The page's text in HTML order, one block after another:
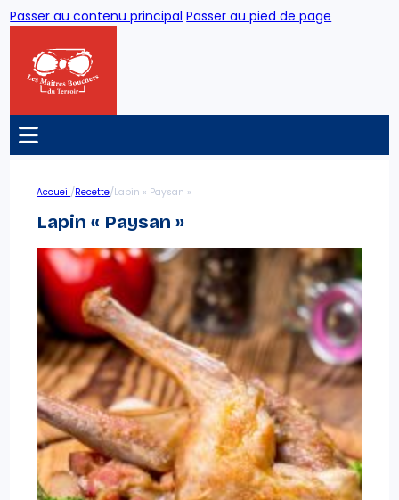
Passer au contenu principal Passer au pied de page
Accueil/Recette/Lapin « Paysan »
Lapin « Paysan »